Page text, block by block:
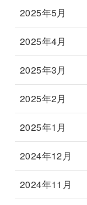
2025年5月
2025年4月
2025年3月
2025年2月
2025年1月
2024年12月
2024年11月